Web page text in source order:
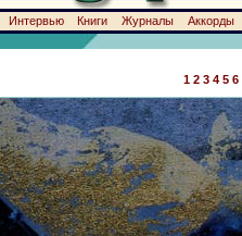
Интервью Книги Журналы
Аккорды
1 2 3 4 5 6